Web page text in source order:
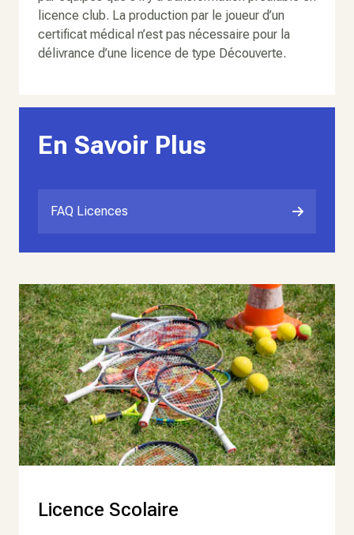
licence club. La production par le joueur d’un
certificat médical n’est pas nécessaire pour la
délivrance d’une licence de type Découverte.
En Savoir Plus
FAQ Licences
Licence Scolaire